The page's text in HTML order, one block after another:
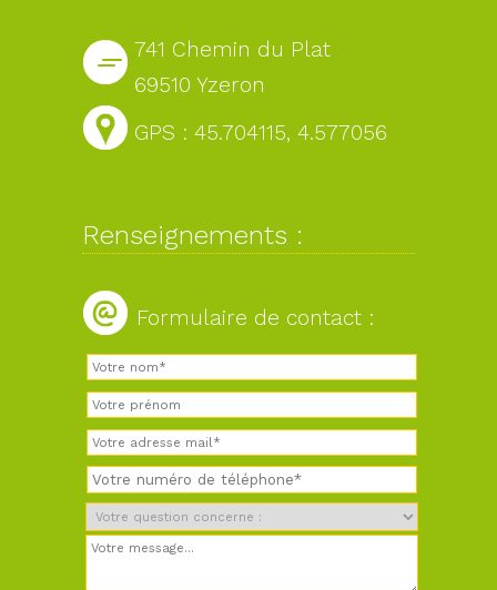
741 Chemin du Plat
69510 Yzeron
GPS : 45.704115, 4.577056
Renseignements :
Formulaire de contact :